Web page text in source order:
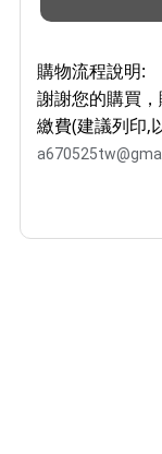
購物流程說明:
謝謝您的購買
繳費(建議列印,